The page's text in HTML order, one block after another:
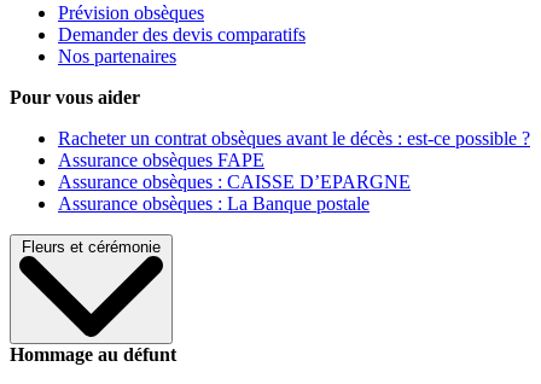
Prévision obsèques
Demander des devis comparatifs
Nos partenaires
Pour vous aider
Racheter un contrat obsèques avant le décès : est-ce possible ?
Assurance obsèques FAPE
Assurance obsèques : CAISSE D’EPARGNE
Assurance obsèques : La Banque postale
Fleurs et cérémonie
Hommage au défunt